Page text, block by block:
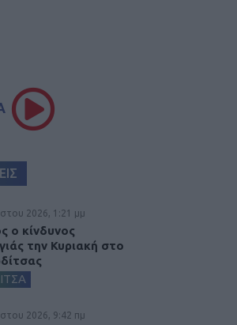
2026, 1:21 μμ
ο κίνδυνος
την Κυριακή στο
2026, 9:42 πμ